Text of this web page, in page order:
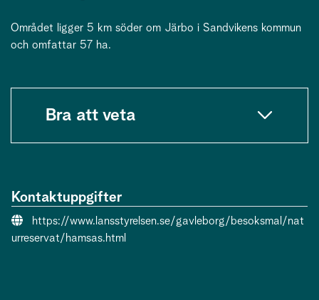
Området ligger 5 km söder om Järbo i Sandvikens kommun
och omfattar 57 ha.
Bra att veta
Kontaktuppgifter
Webbsida:
https://www.lansstyrelsen.se/gavleborg/besoksmal/nat
urreservat/hamsas.html